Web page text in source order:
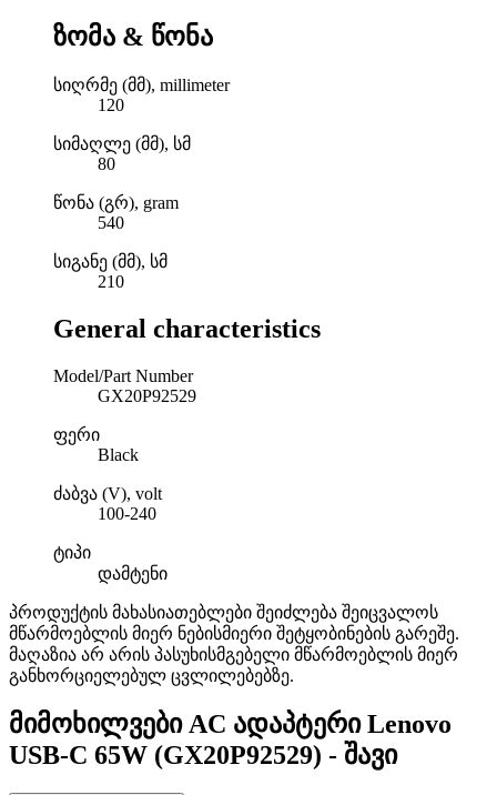
ზომა & წონა
სიღრმე (მმ), millimeter
120
სიმაღლე (მმ), სმ
80
წონა (გრ), gram
540
სიგანე (მმ), სმ
210
General characteristics
Model/Part Number
GX20P92529
ფერი
Black
ძაბვა (V), volt
100-240
ტიპი
დამტენი
პროდუქტის მახასიათებლები შეიძლება შეიცვალოს
მწარმოებლის მიერ ნებისმიერი შეტყობინების გარეშე.
მაღაზია არ არის პასუხისმგებელი მწარმოებლის მიერ
განხორციელებულ ცვლილებებზე.
მიმოხილვები AC ადაპტერი Lenovo
USB-C 65W (GX20P92529) - შავი